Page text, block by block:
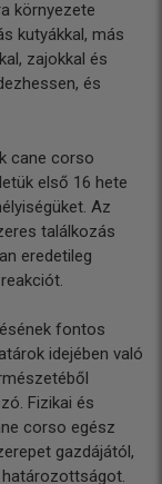
környezete
kutyákkal, más
zajokkal és
és
cane corso
első 16 hete
Az
találkozás
eredetileg
fontos
idejében való
Fizikai és
corso egész
gazdájától,